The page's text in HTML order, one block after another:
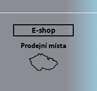
E-shop
Prodejní místa